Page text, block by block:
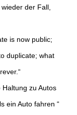
der Fall,
is now public;
duplicate; what
zu Autos
ein Auto fahren “